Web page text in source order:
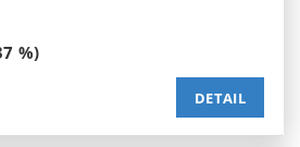
%)
DETAIL